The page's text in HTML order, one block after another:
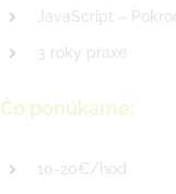
JavaScript –
3 roky praxe
Čo ponúkame:
10-20€/hod